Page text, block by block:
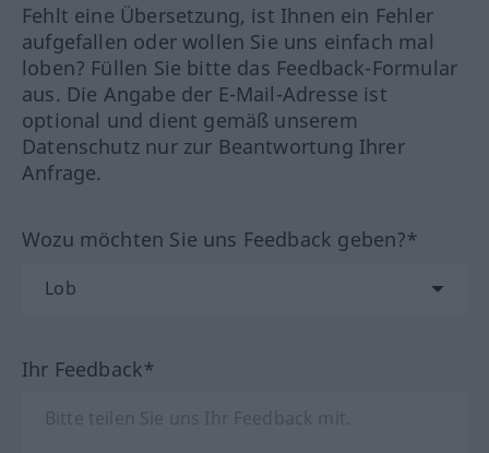
Fehlt eine Übersetzung, ist Ihnen ein Fehler
aufgefallen oder wollen Sie uns einfach mal
loben? Füllen Sie bitte das Feedback-Formular
aus. Die Angabe der E-Mail-Adresse ist
optional und dient gemäß unserem
Datenschutz nur zur Beantwortung Ihrer
Anfrage.
Wozu möchten Sie uns Feedback geben?*
Ihr Feedback*